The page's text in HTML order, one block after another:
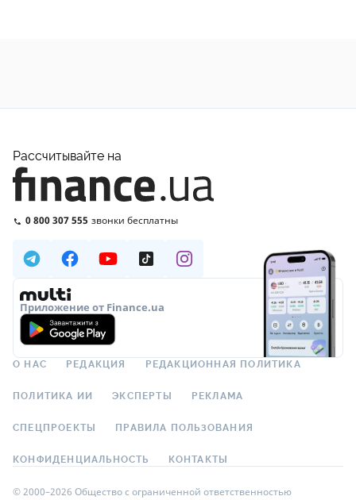
Рассчитывайте на
0 800 307 555 звонки бесплатны
Приложение от Finance.ua
О НАС РЕДАКЦИЯ РЕДАКЦИОННАЯ ПОЛИТИКА
ПОЛИТИКА ИИ ЭКСПЕРТЫ РЕКЛАМА
СПЕЦПРОЕКТЫ ПРАВИЛА ПОЛЬЗОВАНИЯ
КОНФИДЕНЦИАЛЬНОСТЬ КОНТАКТЫ
© 2000–2026 Общество с ограниченной ответственностью